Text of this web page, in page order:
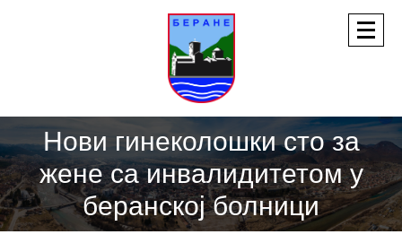
Нови гинеколошки сто за
жене са инвалидитетом у
беранској болници